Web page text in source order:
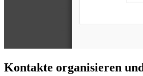
Kontakte organisieren